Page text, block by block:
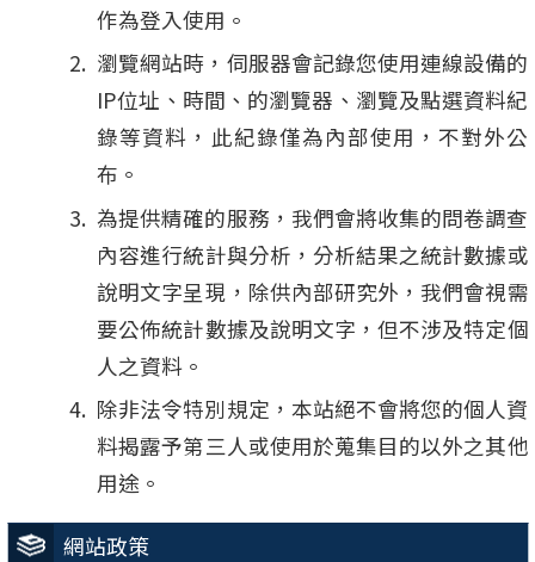
網站政策
作為登入使用。
瀏覽網站時，伺服器會記錄您使用連線設備的
IP位址、時間、的瀏覽器、瀏覽及點選資料紀
錄等資料，此紀錄僅為內部使用，不對外公
布。
為提供精確的服務，我們會將收集的問卷調查
內容進行統計與分析，分析結果之統計數據或
說明文字呈現，除供內部研究外，我們會視需
要公佈統計數據及說明文字，但不涉及特定個
人之資料。
除非法令特別規定，本站絕不會將您的個人資
料揭露予第三人或使用於蒐集目的以外之其他
用途。